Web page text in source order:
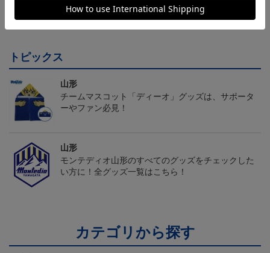
モンテディオ山形 ピカ
チュウ タオルマフラー
26/27オーセンティックユ
ニフォーム半袖（FP1st）
モンテディオ山形 ツン
ベアー タオルマフラー
トピックス
山形
チームマスコット「ディーオ」グッズは、サポータ
ーやファン必見！
山形
モンテディオ山形のすべてのグッズをチェックした
い方に！全グッズ一覧はこちら！
カテゴリから探す